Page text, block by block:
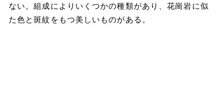
ない。組成によりいくつかの種類があり、花崗岩に似
た色と斑紋をもつ美しいものがある。